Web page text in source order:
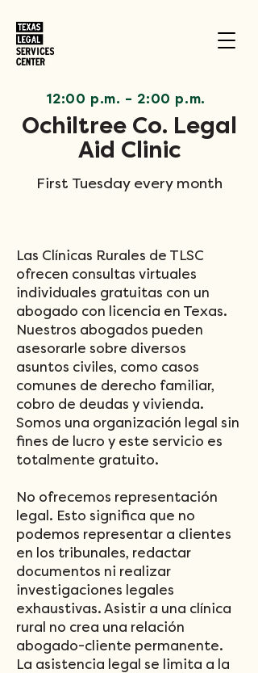
12:00 p.m. – 2:00 p.m.
Ochiltree Co. Legal
Aid Clinic
First Tuesday every month
Las Clínicas Rurales de TLSC
ofrecen consultas virtuales
individuales gratuitas con un
abogado con licencia en Texas.
Nuestros abogados pueden
asesorarle sobre diversos
asuntos civiles, como casos
comunes de derecho familiar,
cobro de deudas y vivienda.
Somos una organización legal sin
fines de lucro y este servicio es
totalmente gratuito.
No ofrecemos representación
legal. Esto significa que no
podemos representar a clientes
en los tribunales, redactar
documentos ni realizar
investigaciones legales
exhaustivas. Asistir a una clínica
rural no crea una relación
abogado-cliente permanente.
La asistencia legal se limita a la